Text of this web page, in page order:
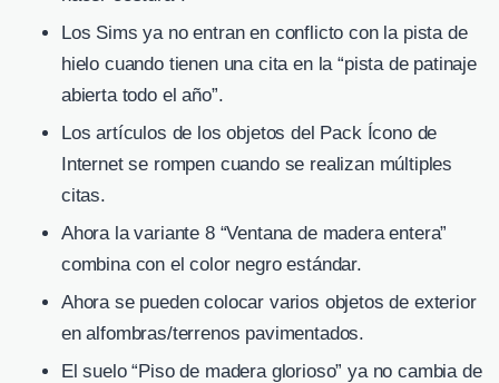
Los Sims ya no entran en conflicto con la pista de
hielo cuando tienen una cita en la “pista de patinaje
abierta todo el año”.
Los artículos de los objetos del Pack Ícono de
Internet se rompen cuando se realizan múltiples
citas.
Ahora la variante 8 “Ventana de madera entera”
combina con el color negro estándar.
Ahora se pueden colocar varios objetos de exterior
en alfombras/terrenos pavimentados.
El suelo “Piso de madera glorioso” ya no cambia de